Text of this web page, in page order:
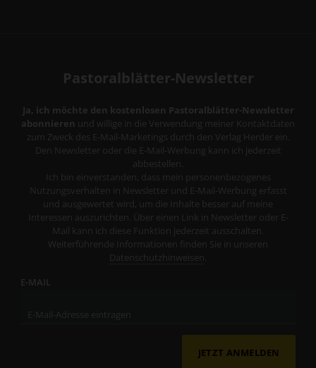
Pastoralblätter-Newsletter
Ja, ich möchte den kostenlosen Pastoralblätter-Newsletter
abonnieren und willige in die Verwendung meiner Kontaktdaten
zum Zweck des E-Mail-Marketings durch den Verlag Herder ein.
Den Newsletter oder die E-Mail-Werbung kann ich jederzeit
abbestellen.
Ich bin einverstanden, dass mein personenbezogenes
Nutzungsverhalten in Newsletter und E-Mail-Werbung erfasst
und ausgewertet wird, um die Inhalte besser auf meine
Interessen auszurichten. Über einen Link in Newsletter oder E-
Mail kann ich diese Funktion jederzeit ausschalten.
Weiterführende Informationen finden Sie in unseren
Datenschutzhinweisen
E-MAIL
JETZT ANMELDEN